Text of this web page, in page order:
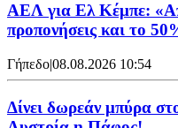
ΑΕΛ για Ελ Κέμπε:
προπονήσεις και το
Γήπεδο|08.08.2026 10:54
Δίνει δωρεάν μπύρα